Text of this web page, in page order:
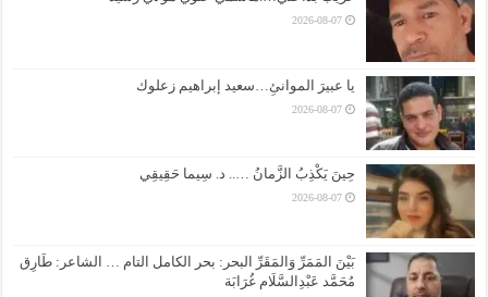
2026-08-07
يا عبيرَ الموانئِ…سعيد إبراهيم زعلوك
2026-08-07
حِينَ يَكْذِبُ الزَّمانُ ….. د. سِيما حَقِيقِي
2026-08-07
بَيْنَ المَمَرِّ وَالمَقَرِّ البحر: بحر الكامل التام … الشاعر: طَارِق
مُحَمَّد عَبْدِالسَّلَام غُرَابَة